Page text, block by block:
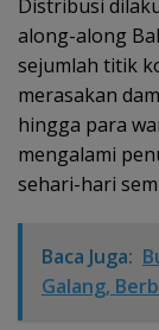
Distribusi
along-along
sejumlah titik
merasakan
hingga para
mengalami
sehari-hari
Baca Juga:
Galang,